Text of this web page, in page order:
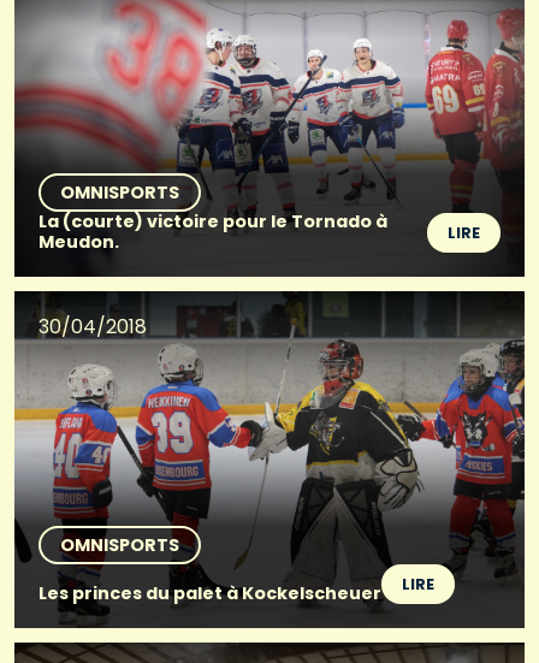
OMNISPORTS
La (courte) victoire pour le Tornado à
Meudon.
LIRE
30/04/2018
OMNISPORTS
Les princes du palet à Kockelscheuer
LIRE